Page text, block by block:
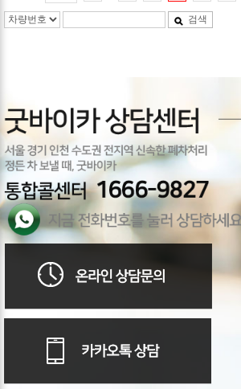
검색